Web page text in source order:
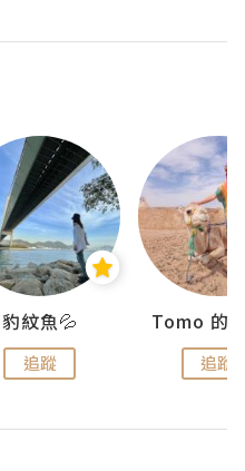
豹紋魚💦
追蹤 追蹤